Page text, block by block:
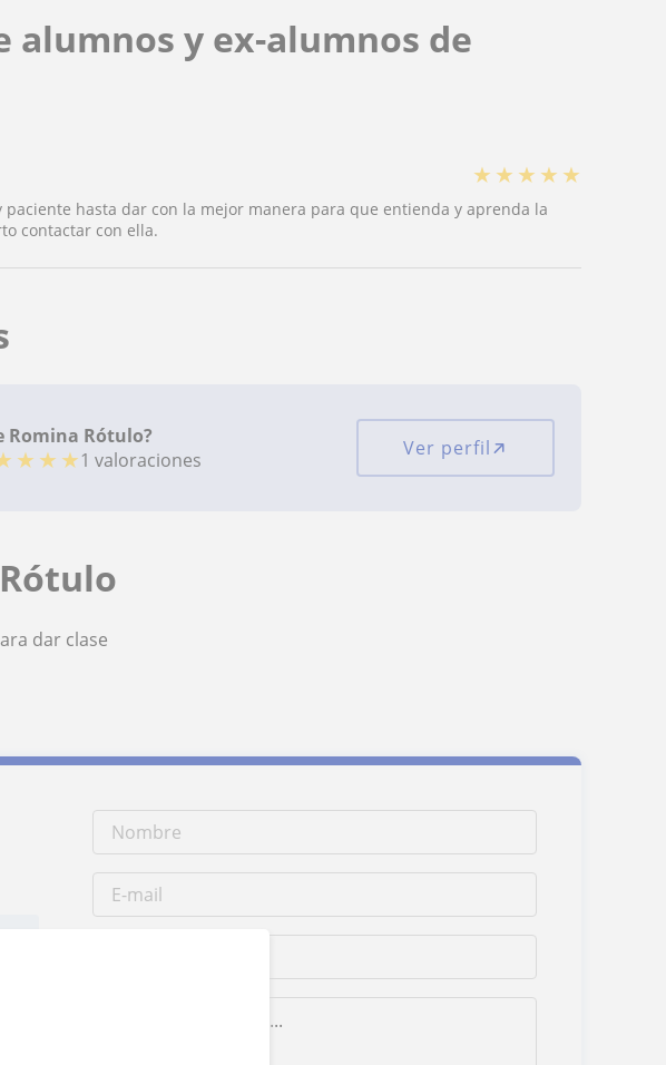
alumnos y ex-alumnos de
★ ★ ★ ★ ★
paciente hasta dar con la mejor manera para que entienda y aprenda la
contactar con ella.
Romina Rótulo?
★ ★ ★1 valoraciones Ver perfil
dar clase